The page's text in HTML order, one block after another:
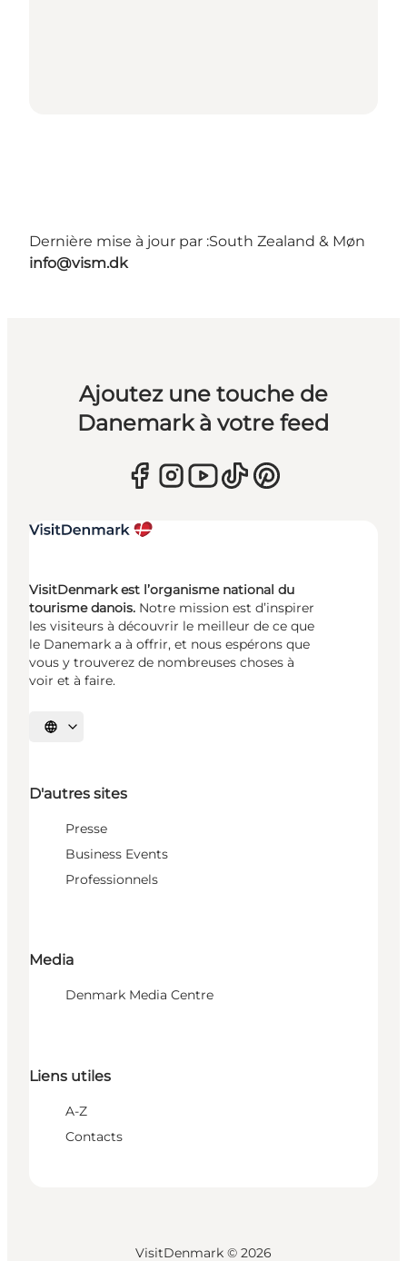
Dernière mise à jour par :South Zealand & Møn
info@vism.dk
Ajoutez une touche de
Danemark à votre feed
VisitDenmark est l’organisme national du
tourisme danois. Notre mission est d’inspirer
les visiteurs à découvrir le meilleur de ce que
le Danemark a à offrir, et nous espérons que
vous y trouverez de nombreuses choses à
voir et à faire.
Choisissez la langue
D'autres sites
Presse
Business Events
Professionnels
Media
Denmark Media Centre
Liens utiles
A-Z
Contacts
VisitDenmark © 2026